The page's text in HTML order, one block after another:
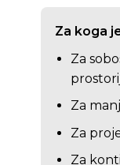
Za koga
Za
Za
Za
Za